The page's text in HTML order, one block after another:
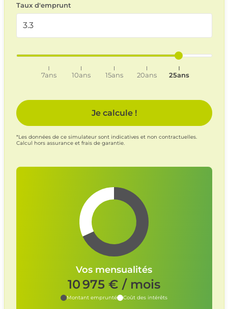
Taux d'emprunt
7ans 10ans 15ans 20ans 25ans
Je calcule !
*Les données de ce simulateur sont indicatives et non contractuelles.
Calcul hors assurance et frais de garantie.
Vos mensualités
10 975 € / mois
Montant emprunté Coût des intérêts